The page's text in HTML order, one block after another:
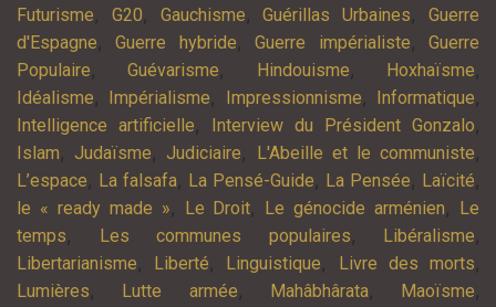
Futurisme, G20, Gauchisme,Guérillas Urbaines,Guerre
d'Espagne,Guerre hybride,Guerre impérialiste,Guerre
Populaire,Guévarisme, Hindouisme, Hoxhaïsme,
Idéalisme, Impérialisme, Impressionnisme, Informatique,
Intelligence artificielle, Interview du Président Gonzalo,
Islam, Judaïsme, Judiciaire, L'Abeille et le communiste,
L’espace, La falsafa, La Pensé-Guide, La Pensée, Laïcité,
le « ready made », Le Droit, Le génocide arménien,
Le
temps, Les communes populaires, Libéralisme,
Libertarianisme, Liberté, Linguistique, Livre des morts,
Lumières, Lutte armée, Mahâbhârata, Maoïsme,